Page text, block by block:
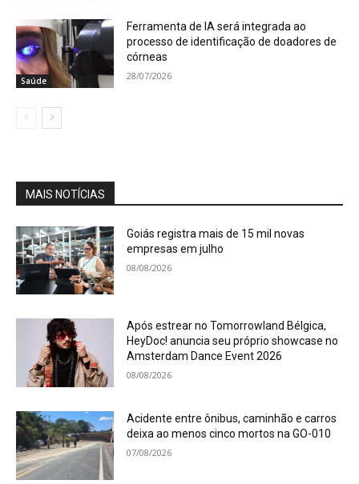
Saúde
Ferramenta de IA será integrada ao
processo de identificação de doadores de
córneas
28/07/2026
MAIS NOTÍCIAS
Goiás registra mais de 15 mil novas
empresas em julho
08/08/2026
Após estrear no Tomorrowland Bélgica,
HeyDoc! anuncia seu próprio showcase no
Amsterdam Dance Event 2026
08/08/2026
Acidente entre ônibus, caminhão e carros
deixa ao menos cinco mortos na GO-010
07/08/2026